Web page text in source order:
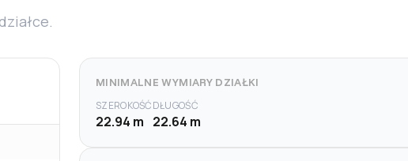
MINIMALNE WYMIARY DZIAŁKI
SZEROKOŚĆ
22.94 m
DŁUGOŚĆ
22.64 m